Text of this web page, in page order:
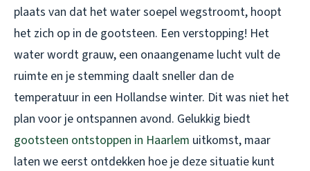
plaats van dat het water soepel wegstroomt, hoopt
het zich op in de gootsteen. Een verstopping! Het
water wordt grauw, een onaangename lucht vult de
ruimte en je stemming daalt sneller dan de
temperatuur in een Hollandse winter. Dit was niet het
plan voor je ontspannen avond. Gelukkig biedt
gootsteen ontstoppen in Haarlem uitkomst, maar
laten we eerst ontdekken hoe je deze situatie kunt